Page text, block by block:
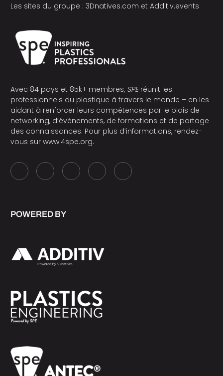
Les sites du groupe : 3Dnatives.com et Additiv.events
Avec 84 pays et 85k+ membres, SPEréunit les
professionnels du plastique à travers le monde – en les
aidant à renforcer leurs compétences par le biais de
networking, d’événements, de formations et de partage
des connaissances. Pour plus d’informations, rendez-
vous sur www.4spe.org.
POWERED BY